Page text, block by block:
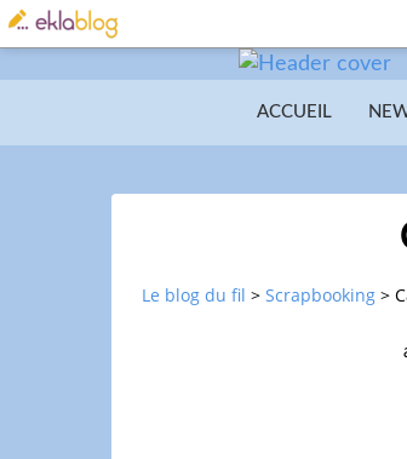
ACCUEIL
Le blog du fil > Scrapbooking >